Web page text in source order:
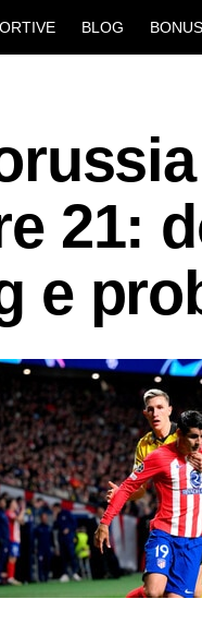
BLOG BONUS
21:
e